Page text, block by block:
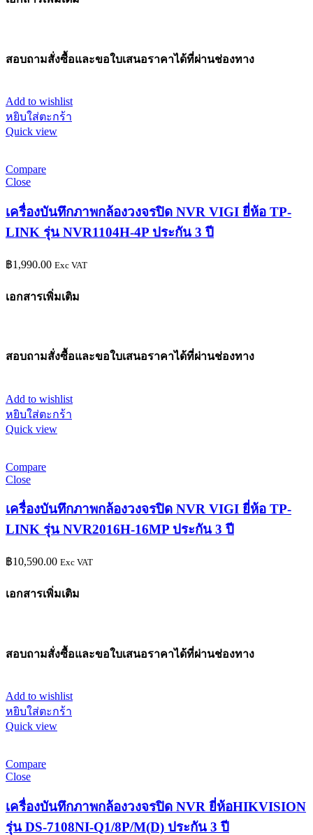
สอบถามสั่งซื้อและขอใบเสนอราคาได้ที่ผ่านช่องทาง
Add to wishlist
หยิบใส่ตะกร้า
Quick view
Compare
Close
เครื่องบันทึกภาพกล้องวงจรปิด NVR VIGI ยี่ห้อ TP-
LINK รุ่น NVR1104H-4P ประกัน 3 ปี
฿1,990.00 Exc VAT
เอกสารเพิ่มเติม
สอบถามสั่งซื้อและขอใบเสนอราคาได้ที่ผ่านช่องทาง
Add to wishlist
หยิบใส่ตะกร้า
Quick view
Compare
Close
เครื่องบันทึกภาพกล้องวงจรปิด NVR VIGI ยี่ห้อ TP-
LINK รุ่น NVR2016H-16MP ประกัน 3 ปี
฿10,590.00 Exc VAT
เอกสารเพิ่มเติม
สอบถามสั่งซื้อและขอใบเสนอราคาได้ที่ผ่านช่องทาง
Add to wishlist
หยิบใส่ตะกร้า
Quick view
Compare
Close
เครื่องบันทึกภาพกล้องวงจรปิด NVR ยี่ห้อHIKVISION
รุ่น DS-7108NI-Q1/8P/M(D) ประกัน 3 ปี